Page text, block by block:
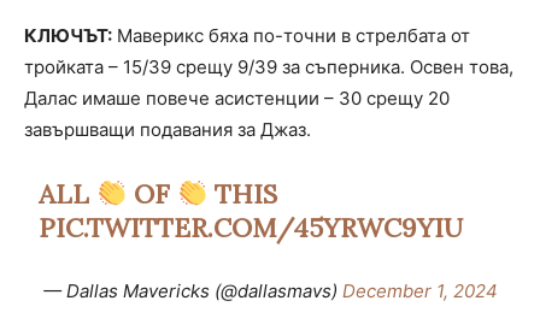
КЛЮЧЪТ: Маверикс бяха по-точни в стрелбата от
тройката – 15/39 срещу 9/39 за съперника. Освен това,
Далас имаше повече асистенции – 30 срещу 20
завършващи подавания за Джаз.
ALL OF
THIS
PIC.TWITTER.COM/45YRWC9YIU
— Dallas Mavericks (@dallasmavs) December 1, 2024